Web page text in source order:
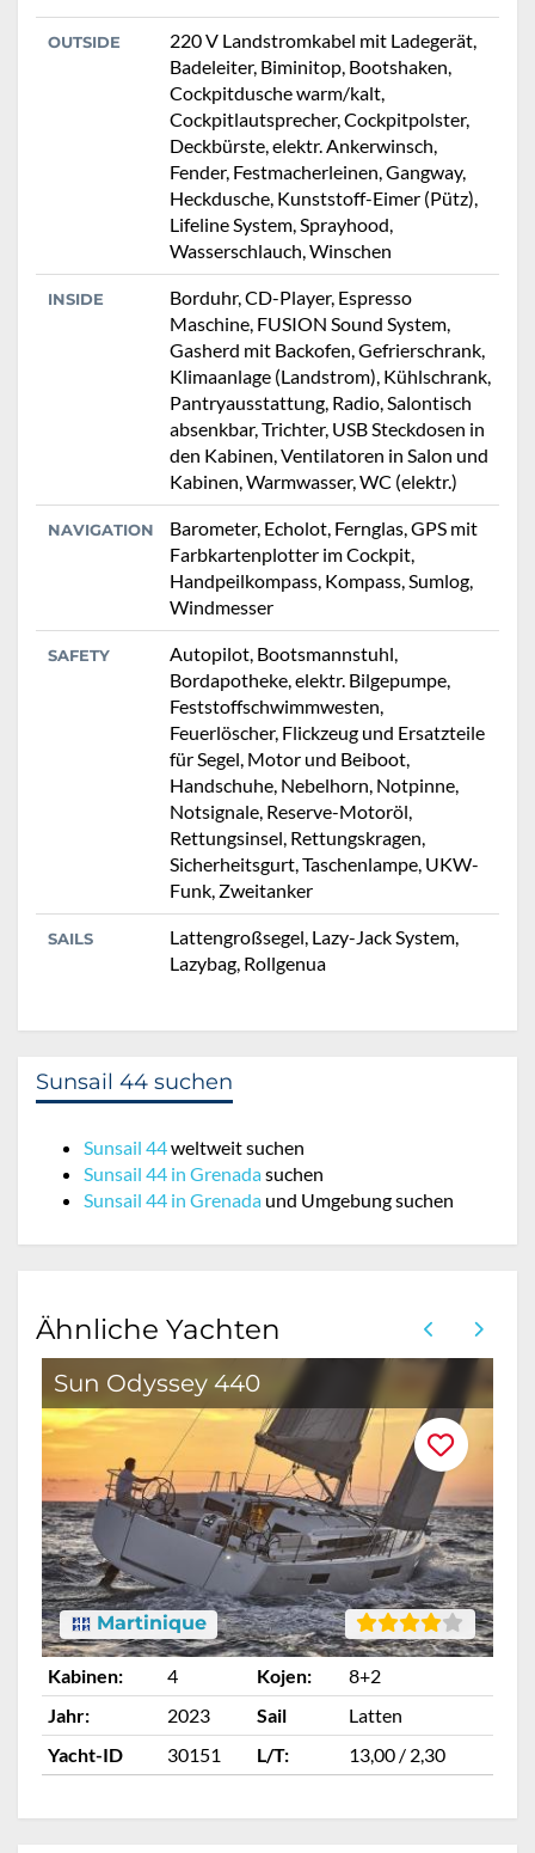
OUTSIDE
220 V Landstromkabel mit Ladegerät,
Badeleiter, Biminitop, Bootshaken,
Cockpitdusche warm/kalt,
Cockpitlautsprecher, Cockpitpolster,
Deckbürste, elektr. Ankerwinsch,
Fender, Festmacherleinen, Gangway,
Heckdusche, Kunststoff-Eimer (Pütz),
Lifeline System, Sprayhood,
Wasserschlauch, Winschen
INSIDE
Borduhr, CD-Player, Espresso
Maschine, FUSION Sound System,
Gasherd mit Backofen, Gefrierschrank,
Klimaanlage (Landstrom), Kühlschrank,
Pantryausstattung, Radio, Salontisch
absenkbar, Trichter, USB Steckdosen in
den Kabinen, Ventilatoren in Salon und
Kabinen, Warmwasser, WC (elektr.)
NAVIGATION
Barometer, Echolot, Fernglas, GPS mit
Farbkartenplotter im Cockpit,
Handpeilkompass, Kompass, Sumlog,
Windmesser
SAFETY
Autopilot, Bootsmannstuhl,
Bordapotheke, elektr. Bilgepumpe,
Feststoffschwimmwesten,
Feuerlöscher, Flickzeug und Ersatzteile
für Segel, Motor und Beiboot,
Handschuhe, Nebelhorn, Notpinne,
Notsignale, Reserve-Motoröl,
Rettungsinsel, Rettungskragen,
Sicherheitsgurt, Taschenlampe, UKW-
Funk, Zweitanker
SAILS
Lattengroßsegel, Lazy-Jack System,
Lazybag, Rollgenua
Sunsail 44 suchen
Sunsail 44weltweit suchen
Sunsail 44 in Grenadasuchen
Sunsail 44 in Grenada und Umgebung suchen
Ähnliche Yachten
Sun Odyssey 440
Martinique
Kabinen: 4 Kojen:
8+2
Jahr:
2023 Sail
Latten
Yacht-ID
30151 L/T: 13,00 / 2,30